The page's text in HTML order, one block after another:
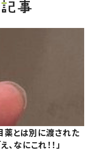
薬とは別に渡された
なにこれ！！」